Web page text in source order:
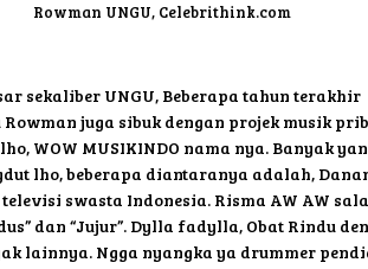
Rowman UNGU, Celebrithink.com
sekaliber UNGU, Beberapa tahun
juga sibuk dengan projek musik
WOW MUSIKINDO nama nya. Banyak
lho, beberapa diantaranya adalah,
swasta Indonesia. Risma AW AW
dan “Jujur”. Dylla fadylla, Obat Rindu
lainnya. Ngga nyangka ya drummer